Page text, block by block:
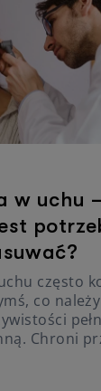
w uchu
często
co
Chroni